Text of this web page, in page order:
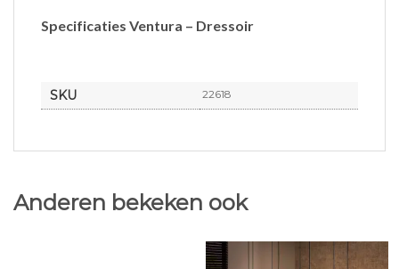
Specificaties Ventura – Dressoir
SKU 22618
Anderen bekeken ook